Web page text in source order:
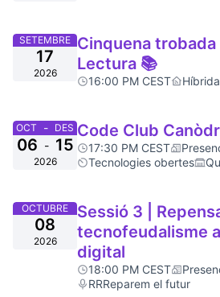
SETEMBRE
17
2026
Cinquena
Lectura 📚
16:00 PM CEST Híbrida
OCT - DES
06 - 15
2026
Code Club
17:30 PM CEST
Tecnologies obertes
OCTUBRE
08
2026
Sessió 3 |
tecnofeudalisme
digital
18:00 PM CEST
RRReparem el futur